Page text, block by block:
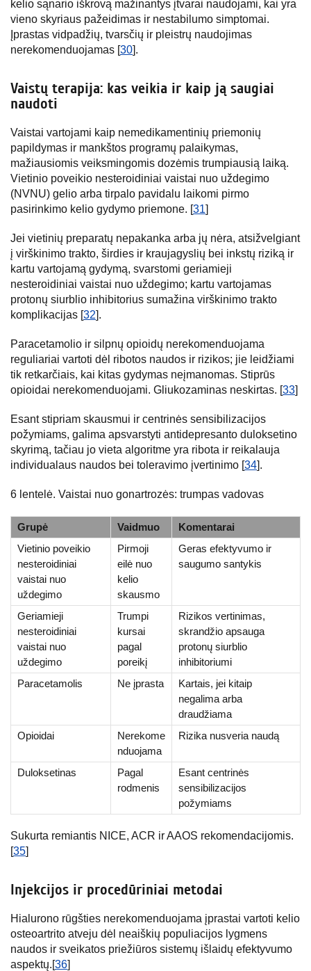
kelio sąnario iškrovą mažinantys įtvarai naudojami, kai yra
vieno skyriaus pažeidimas ir nestabilumo simptomai.
Įprastas vidpadžių, tvarsčių ir pleistrų naudojimas
nerekomenduojamas [30].
Vaistų terapija: kas veikia ir kaip ją saugiai
naudoti
Vaistai vartojami kaip nemedikamentinių priemonių
papildymas ir mankštos programų palaikymas,
mažiausiomis veiksmingomis dozėmis trumpiausią laiką.
Vietinio poveikio nesteroidiniai vaistai nuo uždegimo
(NVNU) gelio arba tirpalo pavidalu laikomi pirmo
pasirinkimo kelio gydymo priemone. [31]
Jei vietinių preparatų nepakanka arba jų nėra, atsižvelgiant
į virškinimo trakto, širdies ir kraujagyslių bei inkstų riziką ir
kartu vartojamą gydymą, svarstomi geriamieji
nesteroidiniai vaistai nuo uždegimo; kartu vartojamas
protonų siurblio inhibitorius sumažina virškinimo trakto
komplikacijas [32].
Paracetamolio ir silpnų opioidų nerekomenduojama
reguliariai vartoti dėl ribotos naudos ir rizikos; jie leidžiami
tik retkarčiais, kai kitas gydymas neįmanomas. Stiprūs
opioidai nerekomenduojami. Gliukozaminas neskirtas. [33]
Esant stipriam skausmui ir centrinės sensibilizacijos
požymiams, galima apsvarstyti antidepresanto duloksetino
skyrimą, tačiau jo vieta algoritme yra ribota ir reikalauja
individualaus naudos bei toleravimo įvertinimo [34].
6 lentelė. Vaistai nuo gonartrozės: trumpas vadovas
Grupė Vaidmuo
Komentarai
Vietinio poveikio
nesteroidiniai
vaistai nuo
uždegimo
Pirmoji
eilė nuo
kelio
skausmo
Geras efektyvumo ir
saugumo santykis
Geriamieji
nesteroidiniai
vaistai nuo
uždegimo
Trumpi
kursai
pagal
poreikį
Rizikos vertinimas,
skrandžio apsauga
protonų siurblio
inhibitoriumi
Paracetamolis
Ne įprasta
Kartais, jei kitaip
negalima arba
draudžiama
Opioidai
Nerekome
nduojama
Rizika nusveria naudą
Duloksetinas
Pagal
rodmenis
Esant centrinės
sensibilizacijos
požymiams
Sukurta remiantis NICE, ACR ir AAOS rekomendacijomis.
[35]
Injekcijos ir procedūriniai metodai
Hialurono rūgšties nerekomenduojama įprastai vartoti kelio
osteoartrito atveju dėl neaiškių populiacijos lygmens
naudos ir sveikatos priežiūros sistemų išlaidų efektyvumo
aspektų.[36]